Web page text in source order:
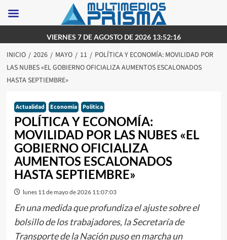
al
contenido
VIERNES 7 DE AGOSTO DE 2026 13:52:16
INICIO 2026 MAYO 11
POLÍTICA Y ECONOMÍA: MOVILIDAD POR
LAS NUBES «EL GOBIERNO OFICIALIZA AUMENTOS ESCALONADOS
HASTA SEPTIEMBRE»
Actualidad Economia Politica
POLÍTICA Y ECONOMÍA:
MOVILIDAD POR LAS NUBES «EL
GOBIERNO OFICIALIZA
AUMENTOS ESCALONADOS
HASTA SEPTIEMBRE»
lunes 11 de mayo de 2026 11:07:03
En una medida que profundiza el ajuste sobre el
bolsillo de los trabajadores, la Secretaría de
Transporte de la Nación puso en marcha un